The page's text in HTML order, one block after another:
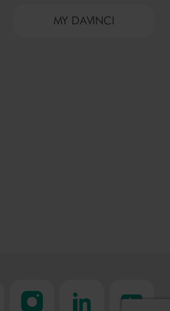
MY DAVINCI
instagram linkedin